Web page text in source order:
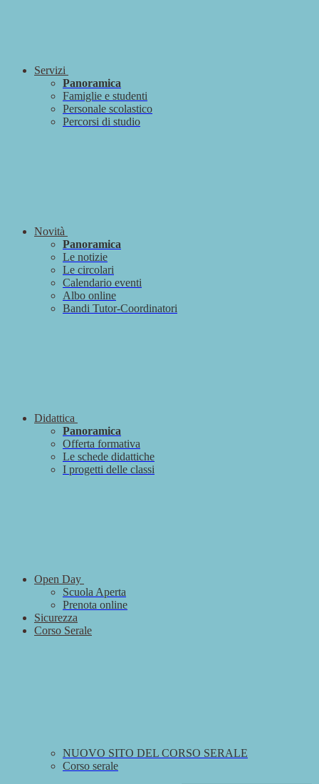
Servizi
Panoramica
Famiglie e studenti
Personale scolastico
Percorsi di studio
Novità
Panoramica
Le notizie
Le circolari
Calendario eventi
Albo online
Bandi Tutor-Coordinatori
Didattica
Panoramica
Offerta formativa
Le schede didattiche
I progetti delle classi
Open Day
Scuola Aperta
Prenota online
Sicurezza
Corso Serale
NUOVO SITO DEL CORSO SERALE
Corso serale